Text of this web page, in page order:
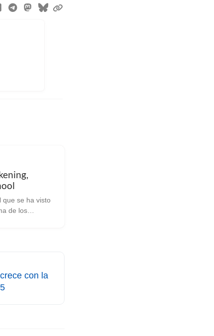
que se ha visto
de los
los jugadores
con la